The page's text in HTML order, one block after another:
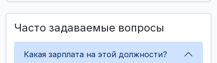
Часто задаваемые вопросы
Какая зарплата на этой должности?